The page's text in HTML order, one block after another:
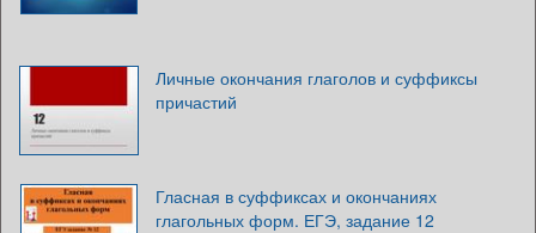
Личные окончания глаголов и суффиксы
причастий
Гласная в суффиксах и окончаниях
глагольных форм. ЕГЭ, задание 12